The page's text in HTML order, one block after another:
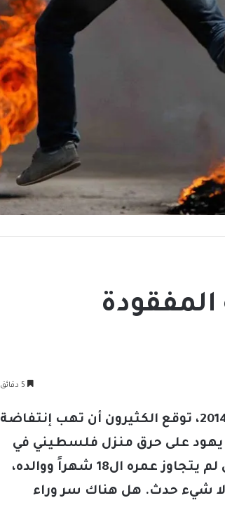
المفقودة
على أثر الهجوم الإسرائيلي على غزة في صيف 2014، توقع الكثيرون أن تهب إنتفاضة
يهود على حرق منزل فلسطيني في
قرية دوما في آخر تموز (يوليو) راح ضحيته طفل لم يتجاوز عمره ال18 شهراً ووالده،
لا شيء حدث. هل هناك سر وراء